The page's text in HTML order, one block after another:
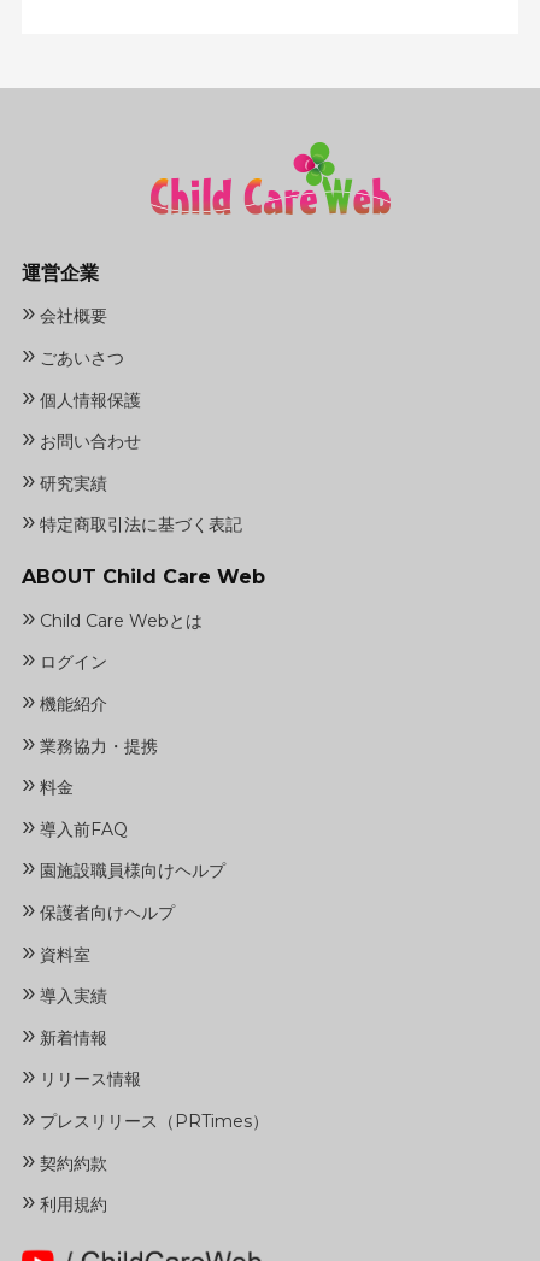
運営企業
» 会社概要
» ごあいさつ
» 個人情報保護
» お問い合わせ
» 研究実績
» 特定商取引法に基づく表記
ABOUT Child Care Web
» Child Care Webとは
» ログイン
» 機能紹介
» 業務協力・提携
» 料金
» 導入前FAQ
» 園施設職員様向けヘルプ
» 保護者向けヘルプ
» 資料室
» 導入実績
» 新着情報
» リリース情報
» プレスリリース（PRTimes）
» 契約約款
» 利用規約